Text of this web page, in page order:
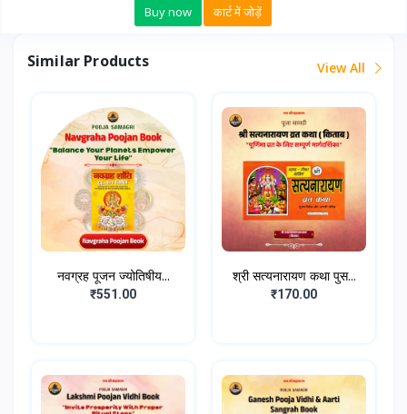
Buy now कार्ट में जोड़ें
Similar Products View All
नवग्रह पूजन ज्योतिषीय...
₹551.00
श्री सत्यनारायण कथा पुस...
₹170.00